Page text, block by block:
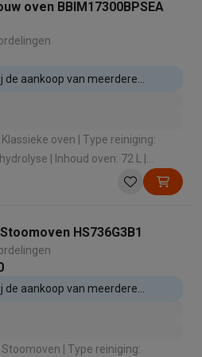
oven BBIM17300BPSEA
de aankoop van meerdere
oven | Type reiniging:
oven: 72 L |
A+ |
Hete lucht (bakken op 3
HS736G3B1
de aankoop van meerdere
| Type reiniging: